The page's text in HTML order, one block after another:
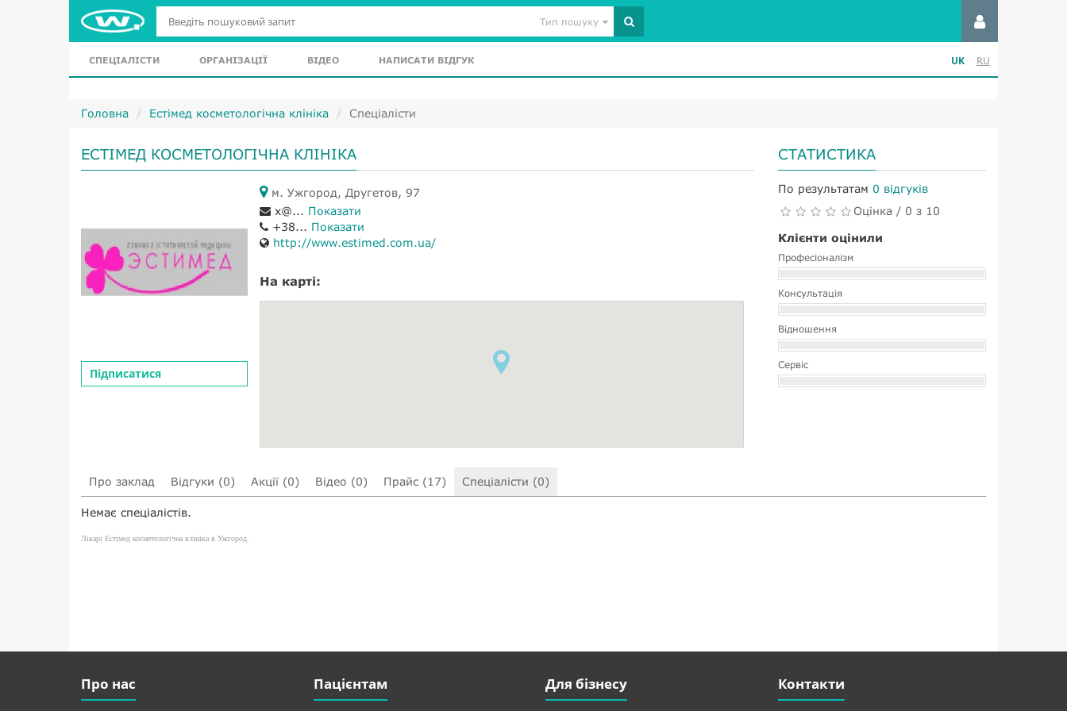
Тип пошуку
СПЕЦІАЛІСТИ ОРГАНІЗАЦІЇ ВІДЕО НАПИСАТИ ВІДГУК UK RU
Головна Естімед косметологічна клініка Спеціалісти
ЕСТІМЕД КОСМЕТОЛОГІЧНА КЛІНІКА
Підписатися
м. Ужгород, Другетов, 97
x@... Показати
+38... Показати
http://www.estimed.com.ua/
На карті:
СТАТИСТИКА
По результатам 0 відгуків
Оцінка / 0 з 10
Клієнти оцінили
Професіоналізм
Консультація
Відношення
Сервіс
Про заклад Відгуки (0) Акції (0) Відео (0) Прайс (17) Спеціалісти (0)
Немає спеціалістів.
Лікарі Естімед косметологічна клініка в Ужгород.
Про нас Пацієнтам Для бізнесу Контакти